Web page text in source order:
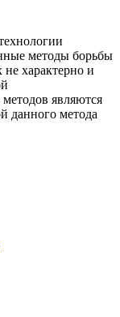
методы борьбы
не характерно и
являются
данного метода